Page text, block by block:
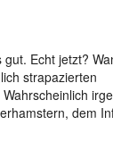
Echt jetzt?
strapazierten
dem